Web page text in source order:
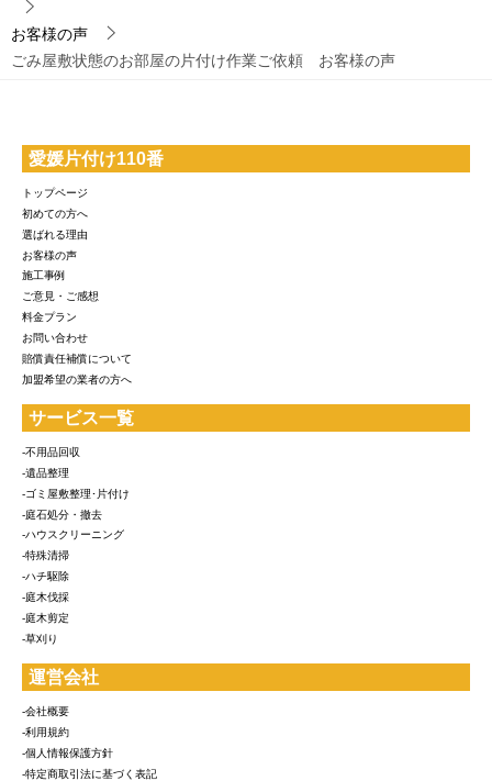
お客様の声
ごみ屋敷状態のお部屋の片付け作業ご依頼 お客様の声
愛媛片付け110番
トップページ
初めての方へ
選ばれる理由
お客様の声
施工事例
ご意見・ご感想
料金プラン
お問い合わせ
賠償責任補償について
加盟希望の業者の方へ
サービス一覧
-不用品回収
-遺品整理
-ゴミ屋敷整理･片付け
-庭石処分・撤去
-ハウスクリーニング
-特殊清掃
-ハチ駆除
-庭木伐採
-庭木剪定
-草刈り
運営会社
-会社概要
-利用規約
-個人情報保護方針
-特定商取引法に基づく表記